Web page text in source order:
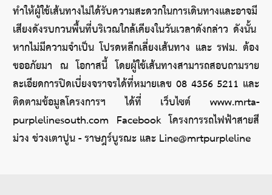
ทำให้ผู้ใช้เส้นทางไม่ได้รับความสะดวกในการเดินทางและอาจมี
เสียงดังรบกวนพื้นที่บริเวณใกล้เคียงในวันเวลาดังกล่าว ดังนั้น
หากไม่มีความจำเป็น โปรดหลีกเลี่ยงเส้นทาง และ รฟม. ต้อง
ขออภัยมา ณ โอกาสนี้ โดยผู้ใช้เส้นทางสามารถสอบถามราย
ละเอียดการปิดเบี่ยงจราจรได้ที่หมายเลข 08 4356 5211 และ
ติดตามข้อมูลโครงการฯ ได้ที่ เว็บไซต์ www.mrta-
purplelinesouth.com Facebook โครงการรถไฟฟ้าสายสี
ม่วง ช่วงเตาปูน - ราษฎร์บูรณะ และ Line@mrtpurpleline